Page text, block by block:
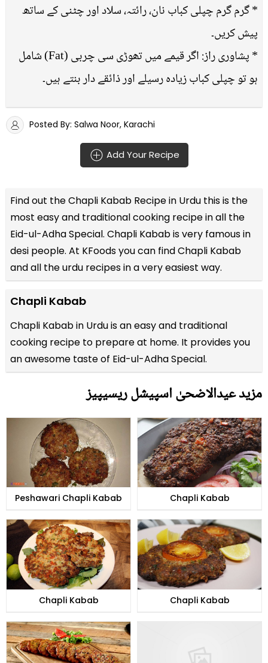
* گرم گرم چپلی کباب نان، رائتہ، سلاد اور چٹنی کے ساتھ
پیش کریں۔
* پشاوری راز: اگر قیمے میں تھوڑی سی چربی (Fat) شامل
ہو تو چپلی کباب زیادہ رسیلے اور ذائقے دار بنتے ہیں۔
Posted By: Salwa Noor, Karachi
Add Your Recipe
Find out theChapli Kabab Recipe in Urdu this is the
most easy and traditional cooking recipe in all the
Eid-ul-Adha Special. Chapli Kabab is very famous in
desi people. At KFoods you can find Chapli Kabab
and all theurdu recipesin a very easiest way.
Chapli Kabab
Chapli Kabab in Urdu is an easy and traditional
cooking recipe to prepare at home. It provides you
an awesome taste of Eid-ul-Adha Special.
مزید عیدالاضحیٰ اسپیشل ریسیپیز
Peshawari Chapli Kabab Chapli Kabab
Chapli Kabab Chapli Kabab